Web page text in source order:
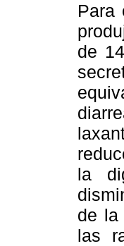
Para
de
la
de la
las